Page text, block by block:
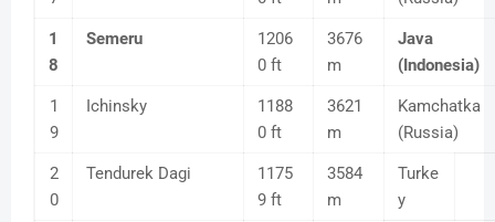
1
8
Semeru
1206
0 ft
3676
m
Java
(Indonesia)
1
9
Ichinsky
1188
0 ft
3621
m
Kamchatka
(Russia)
2
0
Tendurek Dagi
1175
9 ft
3584
m
Turke
y